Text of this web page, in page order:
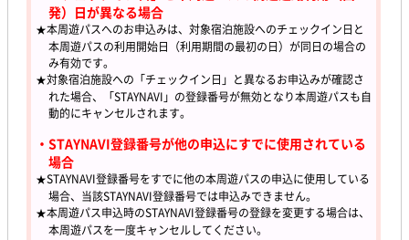
発）日が異なる場合
★本周遊パスへのお申込みは、対象宿泊施設へのチェックイン日と
本周遊パスの利用開始日（利用期間の最初の日）が同日の場合の
み有効です。
★対象宿泊施設への「チェックイン日」と異なるお申込みが確認さ
れた場合、「STAYNAVI」の登録番号が無効となり本周遊パスも自
動的にキャンセルされます。
・STAYNAVI登録番号が他の申込にすでに使用されている
場合
★STAYNAVI登録番号をすでに他の本周遊パスの申込に使用している
場合、当該STAYNAVI登録番号では申込みできません。
★本周遊パス申込時のSTAYNAVI登録番号の登録を変更する場合は、
本周遊パスを一度キャンセルしてください。